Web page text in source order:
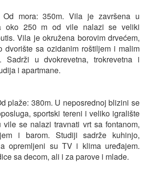
Od mora: 350m. Vila je završena u
oko 250 m od vile nalazi se veliki
Vila je okružena borovim drvećem,
dvorište sa ozidanim roštiljem i malim
Sadrži u dvokrevetna, trokrevetna i
i apartmane.
plaže: 380m. U neposrednoj blizini se
sportski tereni i veliko igralište
se nalazi travnati vrt sa fontanom,
i barom. Studiji sadrže kuhinjo,
opremljeni su TV i klima uređajem.
sa decom, ali i za parove i mlade.